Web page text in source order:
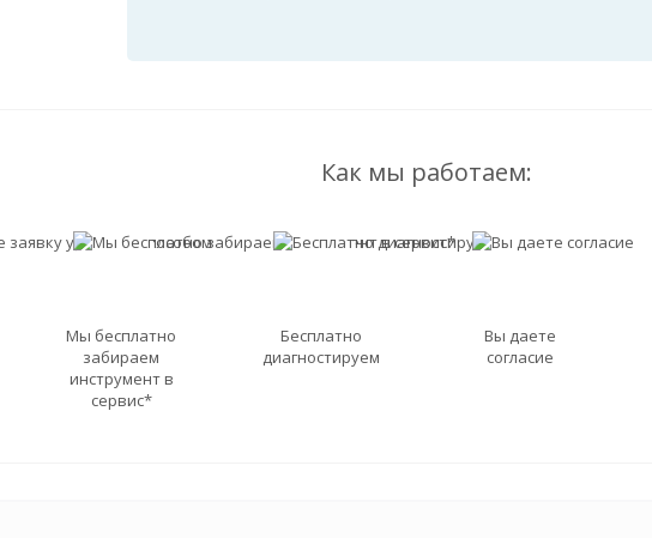
Как мы работаем:
Мы бесплатно
забираем
инструмент в
сервис*
Бесплатно
диагностируем
Вы даете
согласие